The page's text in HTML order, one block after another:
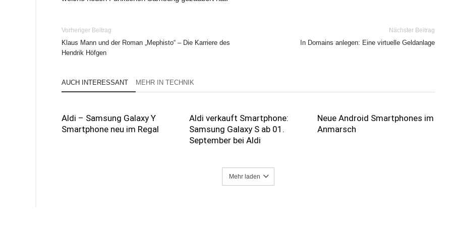
Vorheriger Beitrag
Klaus Mann und der Roman „Mephisto“ – Die Karriere des
Hendrik Höfgen
Nächster Beitrag
In Domains anlegen: Eine virtuelle Geldanlage
AUCH INTERESSANT MEHR IN TECHNIK
Aldi – Samsung Galaxy Y
Smartphone neu im Regal
Aldi verkauft Smartphone:
Samsung Galaxy S ab 01.
September bei Aldi
Neue Android Smartphones im
Anmarsch
Mehr laden